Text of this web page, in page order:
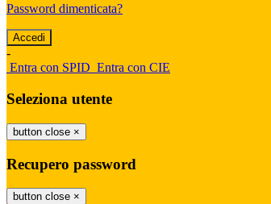
Password dimenticata?
-
Entra con SPID Entra con CIE
Seleziona utente
button close ×
Recupero password
button close ×